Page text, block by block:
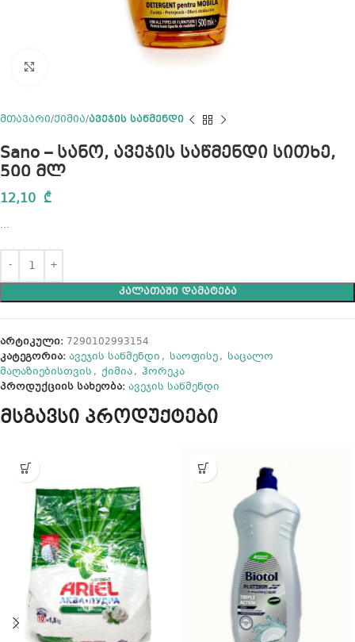
მთავარი ქიმია ავეჯის საწმენდი
Sano – სანო, ავეჯის საწმენდი სითხე,
500 მლ
12,10 ₾
…
ᲙᲐᲚᲐᲗᲐᲨᲘ ᲓᲐᲛᲐᲢᲔᲑᲐ
არტიკული: 7290102993154
კატეგორია: ავეჯის საწმენდი , საოფისე, საცალო
მაღაზიებისთვის , ქიმია, ჰორეკა
პროდუქციის სახეობა: ავეჯის საწმენდი
მსგავსი პროდუქტები